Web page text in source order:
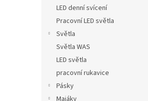
LED denní svícení
Pracovní LED světla
Světla
Světla WAS
LED světla
pracovní rukavice
Pásky